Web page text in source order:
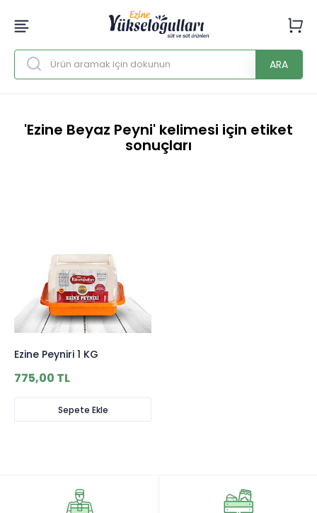
ARA
'Ezine Beyaz Peyni' kelimesi için etiket
sonuçları
Ezine Peyniri 1 KG
775,00 TL
Sepete Ekle